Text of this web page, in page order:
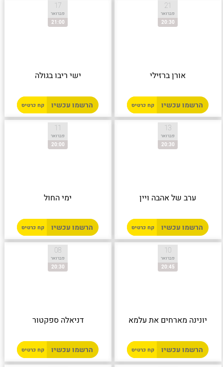
21
פברואר
20:30
אורן ברזילי
הרשמו עכשיו קח כרטיס
17
פברואר
21:00
ישי ריבו בגולה
הרשמו עכשיו קח כרטיס
13
פברואר
20:30
ערב של אהבה ויין
הרשמו עכשיו קח כרטיס
11
פברואר
20:00
ימי החול
הרשמו עכשיו קח כרטיס
10
פברואר
20:45
יונינה מארחים את עלמא
הרשמו עכשיו קח כרטיס
08
פברואר
20:30
דניאלה ספקטור
הרשמו עכשיו קח כרטיס